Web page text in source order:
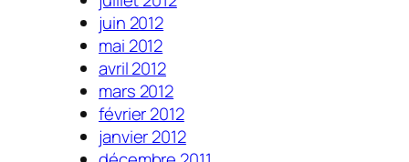
juin 2012
mai 2012
avril 2012
mars 2012
février 2012
janvier 2012